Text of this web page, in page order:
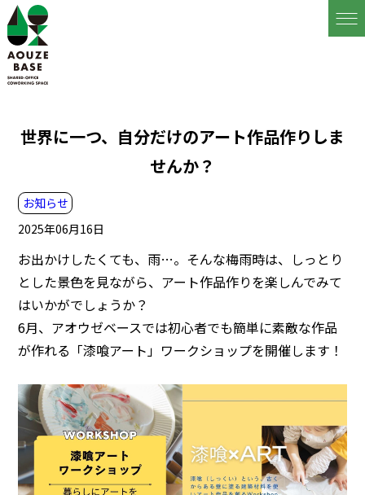
世界に一つ、自分だけのアート作品作りしま
せんか？
お知らせ
2025年06月16日
お出かけしたくても、雨…。そんな梅雨時は、しっとり
とした景色を見ながら、アート作品作りを楽しんでみて
はいかがでしょうか？
6月、アオウゼベースでは初心者でも簡単に素敵な作品
が作れる「漆喰アート」ワークショップを開催します！